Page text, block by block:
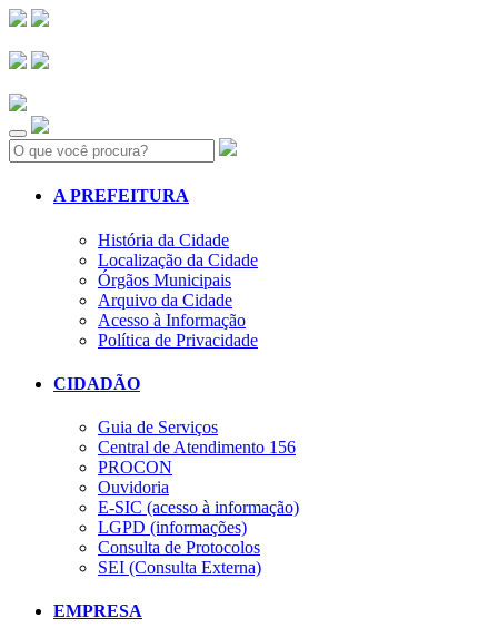
Search:
A PREFEITURA
História da Cidade
Localização da Cidade
Órgãos Municipais
Arquivo da Cidade
Acesso à Informação
Política de Privacidade
CIDADÃO
Guia de Serviços
Central de Atendimento 156
PROCON
Ouvidoria
E-SIC (acesso à informação)
LGPD (informações)
Consulta de Protocolos
SEI (Consulta Externa)
EMPRESA